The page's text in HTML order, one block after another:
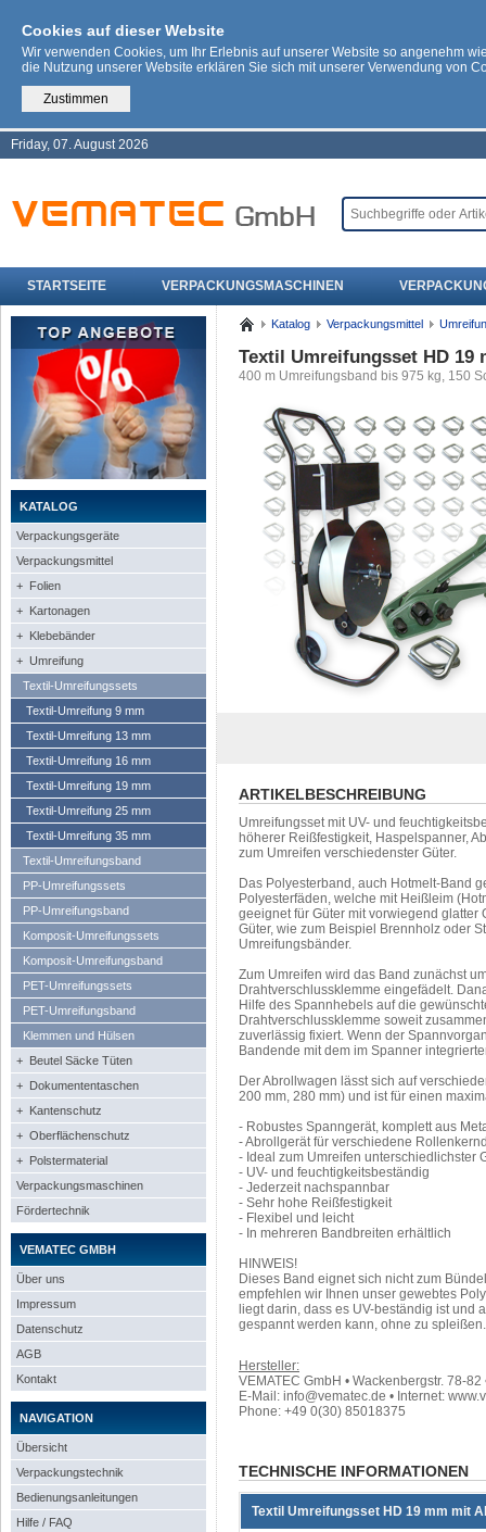
Cookies auf dieser Website
Wir verwenden Cookies, um Ihr Erlebnis auf unserer Website so angenehm
die Nutzung unserer Website erklären Sie sich mit unserer Verwendung von
Zustimmen
Friday, 07. August 2026
STARTSEITE VERPACKUNGSMASCHINEN
KATALOG
Verpackungsgeräte
Verpackungsmittel
+ Folien
+ Kartonagen
+ Klebebänder
+ Umreifung
Textil-Umreifungssets
Textil-Umreifung 9 mm
Textil-Umreifung 13 mm
Textil-Umreifung 16 mm
Textil-Umreifung 19 mm
Textil-Umreifung 25 mm
Textil-Umreifung 35 mm
Textil-Umreifungsband
PP-Umreifungssets
PP-Umreifungsband
Komposit-Umreifungssets
Komposit-Umreifungsband
PET-Umreifungssets
PET-Umreifungsband
Klemmen und Hülsen
+ Beutel Säcke Tüten
+ Dokumententaschen
+ Kantenschutz
+ Oberflächenschutz
+ Polstermaterial
Verpackungsmaschinen
Fördertechnik
VEMATEC GMBH
Über uns
Impressum
Datenschutz
AGB
Kontakt
NAVIGATION
Übersicht
Verpackungstechnik
Bedienungsanleitungen
Hilfe / FAQ
Katalog Verpackungsmittel
Textil Umreifungsset HD 19
400 m Umreifungsband bis 975 kg, 150
ARTIKELBESCHREIBUNG
Umreifungsset mit UV- und
höherer Reißfestigkeit, Haspelspanner,
zum Umreifen verschiedenster Güter.
Das Polyesterband, auch Hotmelt-Band
Polyesterfäden, welche mit Heißleim
geeignet für Güter mit vorwiegend
Güter, wie zum Beispiel Brennholz oder
Umreifungsbänder.
Zum Umreifen wird das Band zunächst
Drahtverschlussklemme eingefädelt.
Hilfe des Spannhebels auf die
Drahtverschlussklemme soweit
zuverlässig fixiert. Wenn der
Bandende mit dem im Spanner
Der Abrollwagen lässt sich auf
200 mm, 280 mm) und ist für einen
- Robustes Spanngerät, komplett aus
- Abrollgerät für verschiedene
- Ideal zum Umreifen unterschiedlichster
- UV- und feuchtigkeitsbeständig
- Jederzeit nachspannbar
- Sehr hohe Reißfestigkeit
- Flexibel und leicht
- In mehreren Bandbreiten erhältlich
HINWEIS!
Dieses Band eignet sich nicht zum
empfehlen wir Ihnen unser gewebtes
liegt darin, dass es UV-beständig ist
gespannt werden kann, ohne zu spleißen.
Hersteller:
VEMATEC GmbH • Wackenbergstr. 78-
E-Mail: info@vematec.de • Internet:
Phone: +49 0(30) 85018375
TECHNISCHE INFORMATIONEN
Textil Umreifungsset HD 19 mm mit